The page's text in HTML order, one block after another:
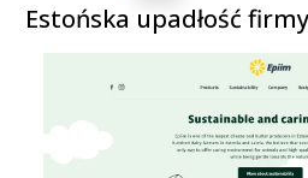
Estońska upadłość